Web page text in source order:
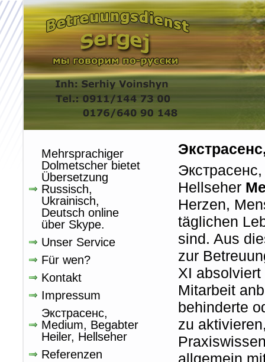
Mehrsprachiger
Dolmetscher bietet
Übersetzung
Russisch,
Ukrainisch,
Deutsch online
über Skype.
Unser Service
Für wen?
Kontakt
Impressum
Экстрасенс,
Medium, Begabter
Heiler, Hellseher
Referenzen
Hellseher
Herzen,
täglichen
sind. Aus
zur
XI
Mitarbeit
behinderte
zu
allgemein